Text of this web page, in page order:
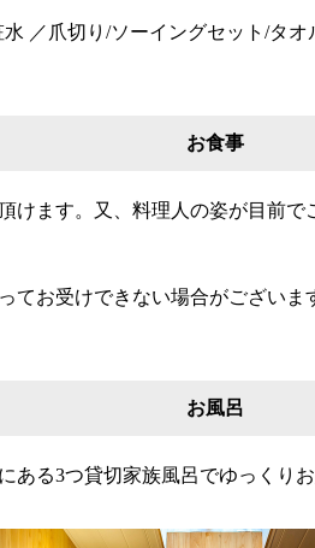
／爪切り/ソーイングセット/タオ
お食事
けます。又、料理人の姿が目前
てお受けできない場合がございま
お風呂
ある3つ貸切家族風呂でゆっくりお